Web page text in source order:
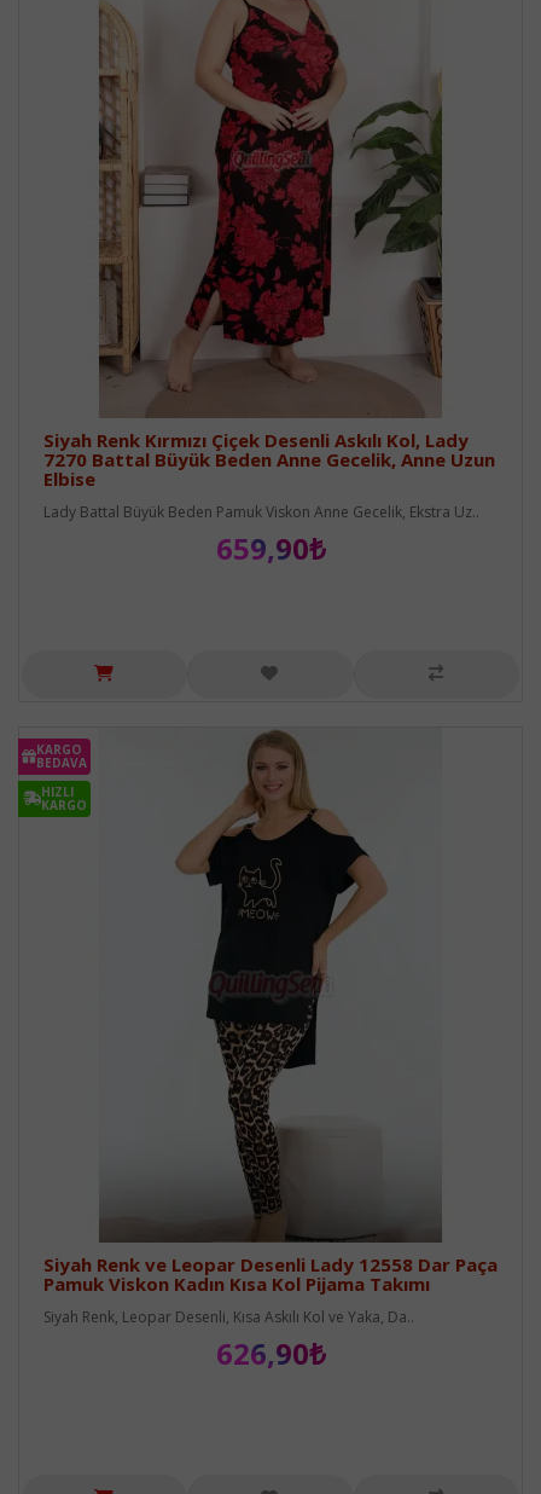
Siyah Renk Kırmızı Çiçek Desenli Askılı Kol, Lady
7270 Battal Büyük Beden Anne Gecelik, Anne Uzun
Elbise
Lady Battal Büyük Beden Pamuk Viskon Anne Gecelik, Ekstra Uz..
659,90₺
KARGO
BEDAVA
HIZLI
KARGO
Siyah Renk ve Leopar Desenli Lady 12558 Dar Paça
Pamuk Viskon Kadın Kısa Kol Pijama Takımı
Siyah Renk, Leopar Desenli, Kısa Askılı Kol ve Yaka, Da..
626,90₺